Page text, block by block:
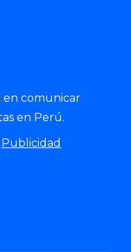
en comunicar
en Perú.
Publicidad